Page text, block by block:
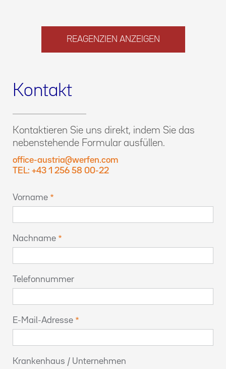
REAGENZIEN ANZEIGEN
Kontakt
Kontaktieren Sie uns direkt, indem Sie das
nebenstehende Formular ausfüllen.
office-austria@werfen.com
TEL: +43 1 256 58 00-22
Vorname
Nachname
Telefonnummer
E-Mail-Adresse
Krankenhaus / Unternehmen